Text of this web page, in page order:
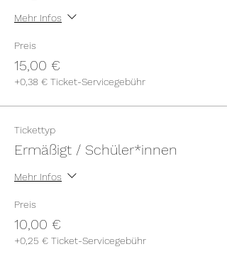
Mehr Infos
Preis
15,00 €
+0,38 € Ticket-Servicegebühr
Tickettyp
Ermäßigt / Schüler*innen
Mehr Infos
Preis
10,00 €
+0,25 € Ticket-Servicegebühr